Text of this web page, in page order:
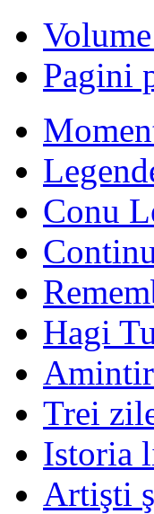
Pagini
Conu
Hagi
Trei
Istoria
Artişti